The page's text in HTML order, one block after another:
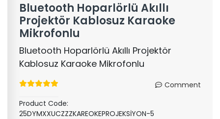
Bluetooth Hoparlörlü Akıllı
Projektör Kablosuz Karaoke
Mikrofonlu
Bluetooth Hoparlörlü Akıllı Projektör
Kablosuz Karaoke Mikrofonlu
Comment
Product Code:
25DYMXXUCZZZKAREOKEPROJEKSİYON-5